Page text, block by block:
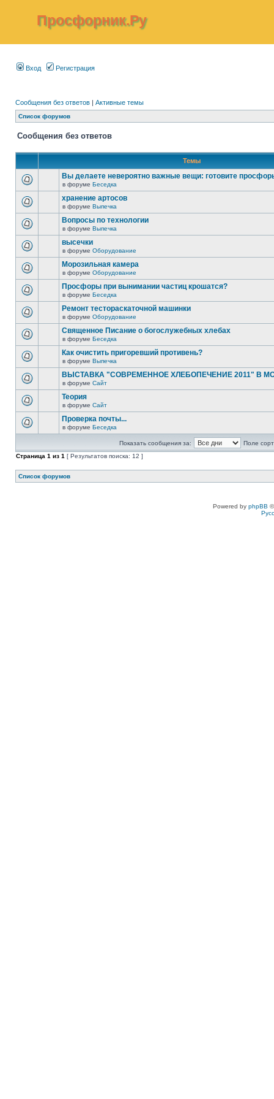
Просфорник.Ру
Вход Регистрация
Сообщения без ответов | Активные темы
Список форумов
Сообщения без ответов
Темы
Вы делаете невероятно важные вещи: готовите
в форуме Беседка
хранение артосов
в форуме Выпечка
Вопросы по технологии
в форуме Выпечка
высечки
в форуме Оборудование
Морозильная камера
в форуме Оборудование
Просфоры при вынимании частиц крошатся?
в форуме Беседка
Ремонт тестораскаточной машинки
в форуме Оборудование
Священное Писание о богослужебных хлебах
в форуме Беседка
Как очистить пригоревший противень?
в форуме Выпечка
ВЫСТАВКА "СОВРЕМЕННОЕ ХЛЕБОПЕЧЕНИЕ 2011" В
в форуме Сайт
Теория
в форуме Сайт
Проверка почты...
в форуме Беседка
Показать сообщения за:
Поле
Страница 1 из 1 [ Результатов поиска: 12 ]
Список форумов
Powered by phpBB